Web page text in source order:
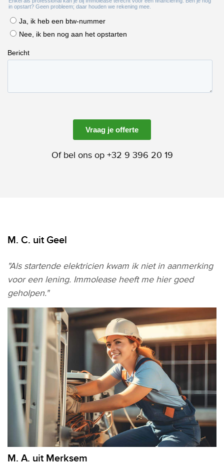
Of bel ons op +32 9 396 20 19
M. C. uit Geel
"Als startende elektricien kwam ik niet in aanmerking
voor een lening. Immolease heeft me hier goed
geholpen."
M. A. uit Merksem